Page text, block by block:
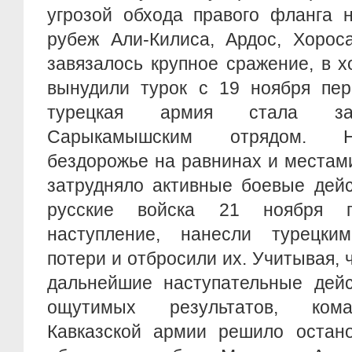
угрозой обхода правого фланга
рубеж Али-Килиса, Ардос,
завязалось крупное сражение, в
вынудили турок с 19 ноября
турецкая армия стала
Сарыкамышским отрядом.
бездорожье на равнинах и
затрудняло активные боевые
русские войска 21 ноября
наступление, нанесли
потери и отбросили их. Учитывая,
дальнейшие наступательные
ощутимых результатов,
Кавказской армии решило